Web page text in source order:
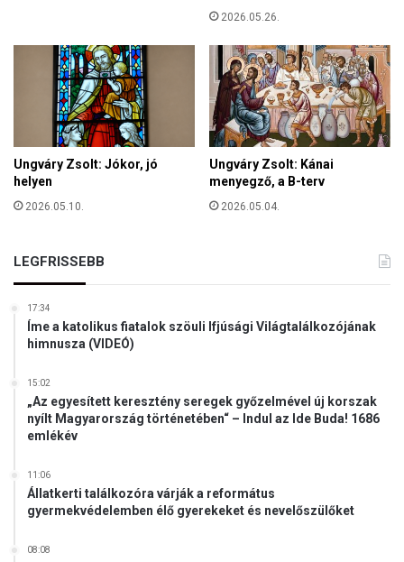
é
i
l
y
s
e
2026.05.26.
Ungváry Zsolt: Jókor, jó
helyen
2026.05.10.
Ungváry Zsolt: Kánai
menyegző, a B-terv
2026.05.04.
LEGFRISSEBB
17:34
Íme a katolikus fiatalok szöuli Ifjúsági Világtalálkozójának
himnusza (VIDEÓ)
15:02
„Az egyesített keresztény seregek győzelmével új korszak
nyílt Magyarország történetében“ – Indul az Ide Buda! 1686
emlékév
11:06
Állatkerti találkozóra várják a református
gyermekvédelemben élő gyerekeket és nevelőszülőket
08:08